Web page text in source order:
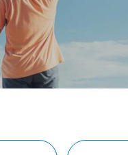
近期活動